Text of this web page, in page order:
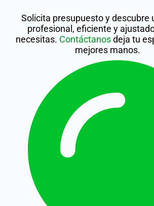
Solicita presupuesto y descubre
profesional, eficiente y
necesitas. Contáctanosdeja tu
mejores manos.